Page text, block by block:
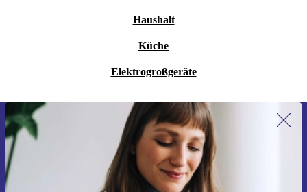
Haushalt
Küche
Elektrogroßgeräte
Erstmals zum Newsletter anmelden,
15 € sparen!
Verpasse kein Angebot mehr.